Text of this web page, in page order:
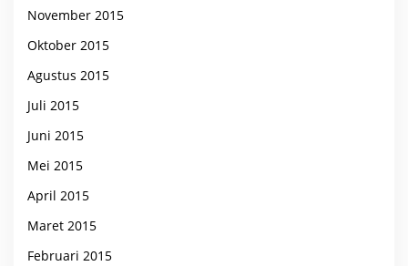
November 2015
Oktober 2015
Agustus 2015
Juli 2015
Juni 2015
Mei 2015
April 2015
Maret 2015
Februari 2015